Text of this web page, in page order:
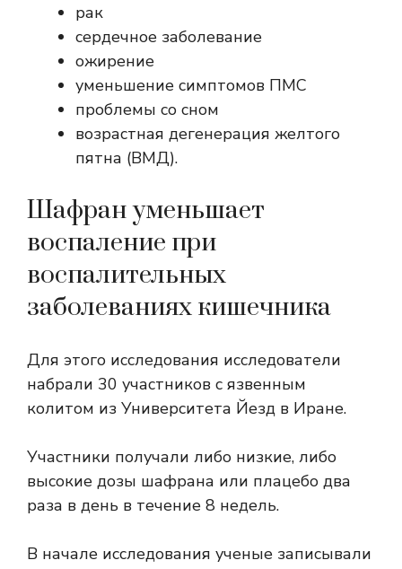
рак
сердечное заболевание
ожирение
уменьшение симптомов ПМС
проблемы со сном
возрастная дегенерация желтого
пятна (ВМД).
Шафран уменьшает
воспаление при
воспалительных
заболеваниях кишечника
Для этого исследования исследователи
набрали 30 участников с язвенным
колитом из Университета Йезд в Иране.
Участники получали либо низкие, либо
высокие дозы шафрана или плацебо два
раза в день в течение 8 недель.
В начале исследования ученые записывали